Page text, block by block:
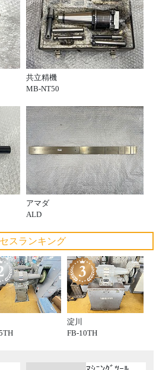
共立精機
MB-NT50
アマダ
ALD
スランキング
淀川
FB-10TH